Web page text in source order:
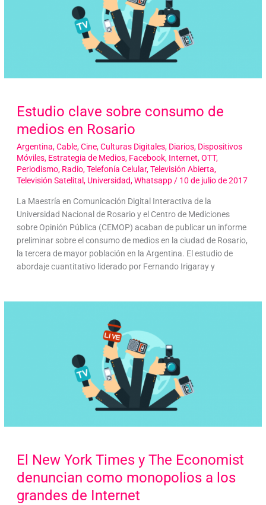
Estudio clave sobre consumo de
medios en Rosario
Argentina,Cable,Cine,Culturas Digitales, Diarios, Dispositivos
Móviles, Estrategia de Medios, Facebook, Internet,OTT,
Periodismo, Radio,Telefonía Celular,Televisión Abierta,
Televisión Satelital , Universidad,Whatsapp/ 10 de julio de 2017
La Maestría en Comunicación Digital Interactiva de la
Universidad Nacional de Rosario y el Centro de Mediciones
sobre Opinión Pública (CEMOP) acaban de publicar un informe
preliminar sobre el consumo de medios en la ciudad de Rosario,
la tercera de mayor población en la Argentina. El estudio de
abordaje cuantitativo liderado por Fernando Irigaray y
El New York Times y The Economist
denuncian como monopolios a los
grandes de Internet